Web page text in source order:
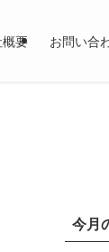
要 お問い合
今月